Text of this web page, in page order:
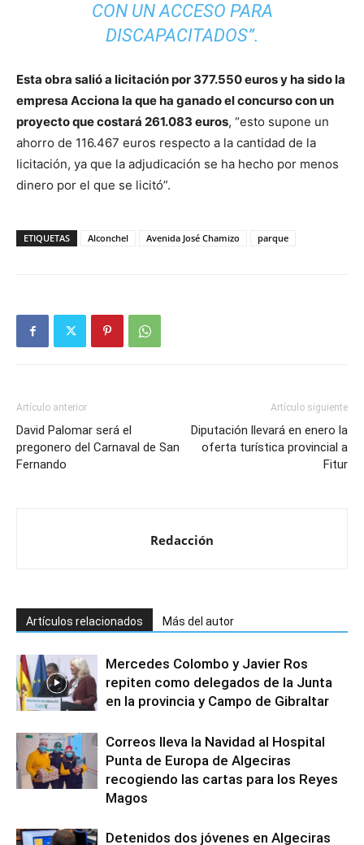
CON UN ACCESO PARA
DISCAPACITADOS”.
Esta obra salió a licitación por 377.550 euros y ha sido la
empresa Acciona la que ha ganado el concurso con un
proyecto que costará 261.083 euros, “esto supone un
ahorro de 116.467 euros respecto a la cantidad de la
licitación, ya que la adjudicación se ha hecho por menos
dinero por el que se licitó”.
ETIQUETAS Alconchel Avenida José Chamizo parque
Artículo anterior
David Palomar será el
pregonero del Carnaval de San
Fernando
Artículo siguiente
Diputación llevará en enero la
oferta turística provincial a
Fitur
Redacción
Artículos relacionados Más del autor
Mercedes Colombo y Javier Ros
repiten como delegados de la Junta
en la provincia y Campo de Gibraltar
Correos lleva la Navidad al Hospital
Punta de Europa de Algeciras
recogiendo las cartas para los Reyes
Magos
Detenidos dos jóvenes en Algeciras